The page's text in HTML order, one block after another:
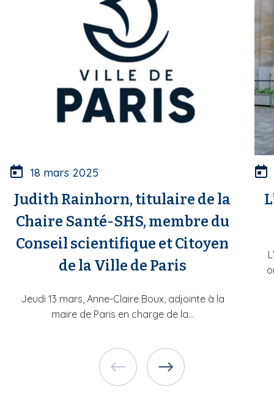
18 mars 2025
Judith Rainhorn, titulaire de la
Chaire Santé-SHS, membre du
Conseil scientifique et Citoyen
de la Ville de Paris
Jeudi 13 mars, Anne-Claire Boux, adjointe à la
maire de Paris en charge de la...